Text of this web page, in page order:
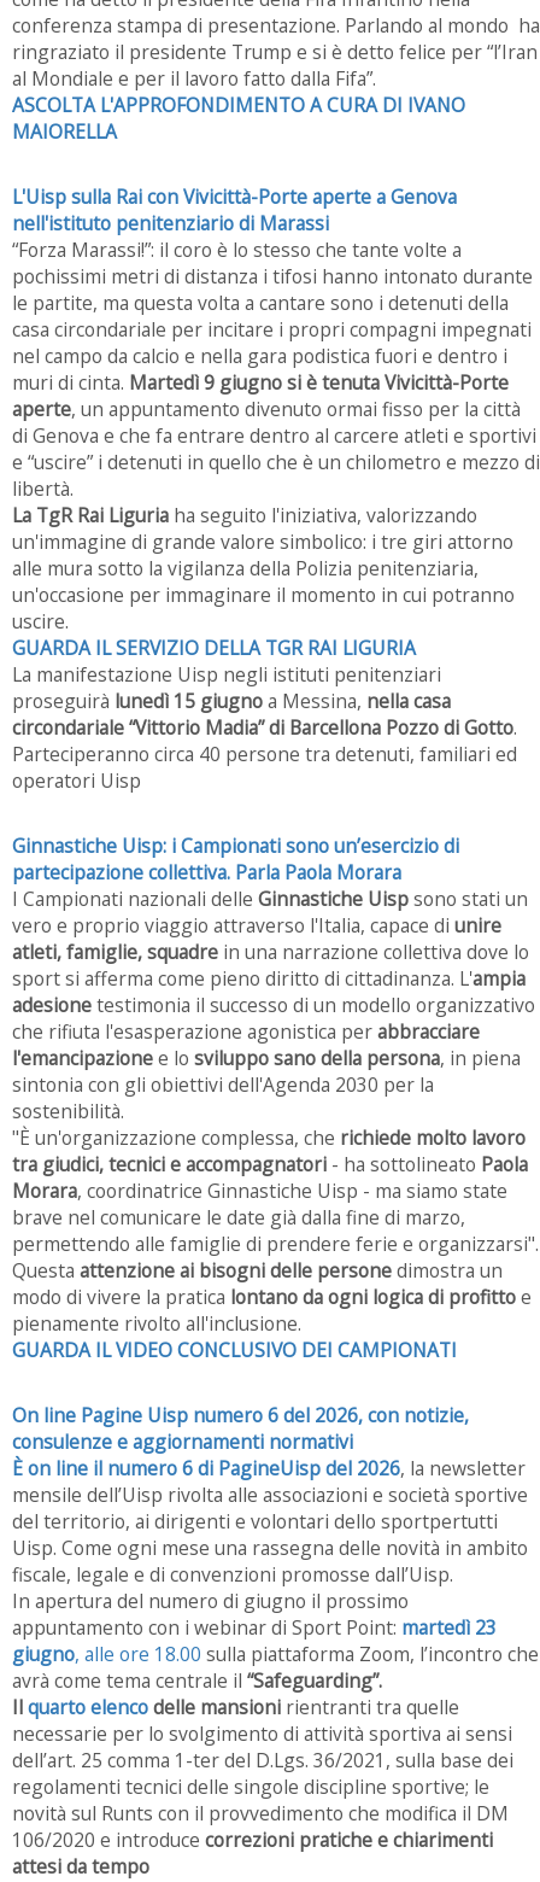
conferenza stampa di presentazione. Parlando al mondo ha
ringraziato il presidente Trump e si è detto felice per “l’Iran
al Mondiale e per il lavoro fatto dalla Fifa”.
ASCOLTA L'APPROFONDIMENTO A CURA DI IVANO
MAIORELLA
L'Uisp sulla Rai con Vivicittà-Porte aperte a Genova
nell'istituto penitenziario di Marassi
“Forza Marassi!”: il coro è lo stesso che tante volte a
pochissimi metri di distanza i tifosi hanno intonato durante
le partite, ma questa volta a cantare sono i detenuti della
casa circondariale per incitare i propri compagni impegnati
nel campo da calcio e nella gara podistica fuori e dentro i
muri di cinta. Martedì 9 giugno si è tenuta Vivicittà-Porte
aperte, un appuntamento divenuto ormai fisso per la città
di Genova e che fa entrare dentro al carcere atleti e sportivi
e “uscire” i detenuti in quello che è un chilometro e mezzo di
libertà.
La TgR Rai Liguria ha seguito l'iniziativa, valorizzando
un'immagine di grande valore simbolico: i tre giri attorno
alle mura sotto la vigilanza della Polizia penitenziaria,
un'occasione per immaginare il momento in cui potranno
uscire.
GUARDA IL SERVIZIO DELLA TGR RAI LIGURIA
La manifestazione Uisp negli istituti penitenziari
proseguirà lunedì 15 giugnoa Messina, nella casa
circondariale “Vittorio Madia” di Barcellona Pozzo di Gotto.
Parteciperanno circa 40 persone tra detenuti, familiari ed
operatori Uisp
Ginnastiche Uisp: i Campionati sono un’esercizio di
partecipazione collettiva. Parla Paola Morara
I Campionati nazionali delle Ginnastiche Uispsono stati un
vero e proprio viaggio attraverso l'Italia, capace di unire
atleti, famiglie, squadre in una narrazione collettiva dove lo
sport si afferma come pieno diritto di cittadinanza. L'ampia
adesionetestimonia il successo di un modello organizzativo
che rifiuta l'esasperazione agonistica perabbracciare
l'emancipazionee lo sviluppo sano della persona, in piena
sintonia con gli obiettivi dell'Agenda 2030 per la
sostenibilità.
"È un'organizzazione complessa, che richiede molto lavoro
tra giudici, tecnici e accompagnatori - ha sottolineato Paola
Morara, coordinatrice Ginnastiche Uisp - ma siamo state
brave nel comunicare le date già dalla fine di marzo,
permettendo alle famiglie di prendere ferie e organizzarsi".
Questa attenzione ai bisogni delle personedimostra un
modo di vivere la pratica lontano da ogni logica di profittoe
pienamente rivolto all'inclusione.
GUARDA IL VIDEO CONCLUSIVO DEI CAMPIONATI
On line Pagine Uisp numero 6 del 2026, con notizie,
consulenze e aggiornamenti normativi
È on line il numero 6 di PagineUisp del 2026, la newsletter
mensile dell’Uisp rivolta alle associazioni e società sportive
del territorio, ai dirigenti e volontari dello sportpertutti
Uisp. Come ogni mese una rassegna delle novità in ambito
fiscale, legale e di convenzioni promosse dall’Uisp.
In apertura del numero di giugno il prossimo
appuntamento con i webinar di Sport Point: martedì 23
giugno, alle ore 18.00 sulla piattaforma Zoom, l’incontro che
avrà come tema centrale il “Safeguarding”.
Ilquarto elencodelle mansioni rientranti tra quelle
necessarie per lo svolgimento di attività sportiva ai sensi
dell’art. 25 comma 1-ter del D.Lgs. 36/2021, sulla base dei
regolamenti tecnici delle singole discipline sportive; le
novità sul Runts con il provvedimento che modifica il DM
106/2020 e introduce correzioni pratiche e chiarimenti
attesi da tempo